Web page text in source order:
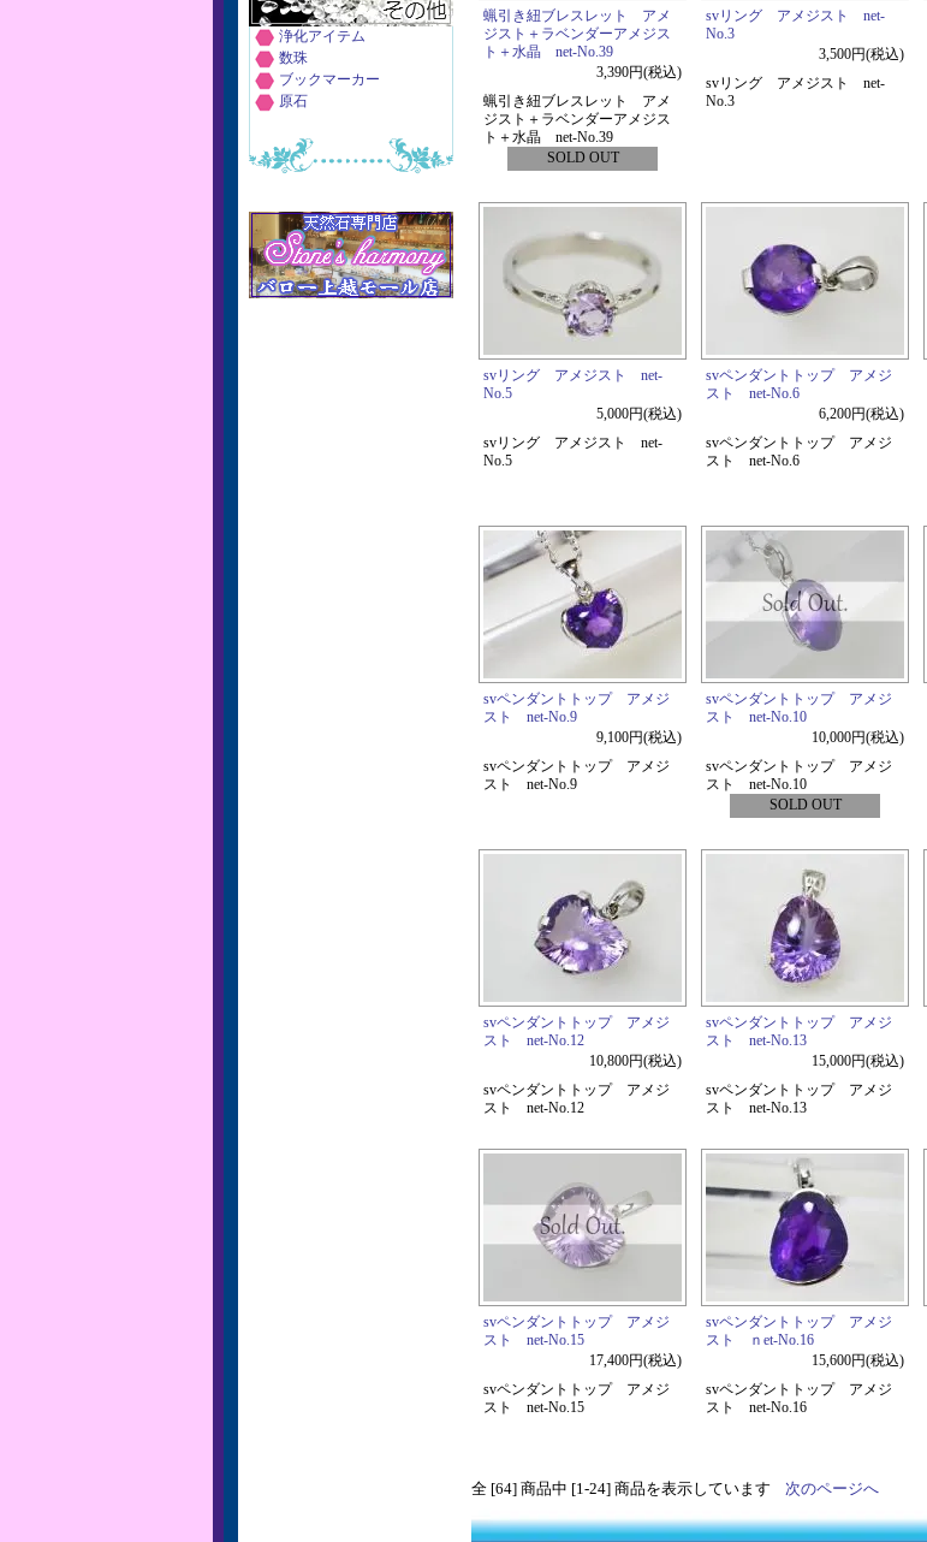
蝋引き紐ブレスレット アメ
ジスト＋ラベンダーアメジス
ト＋水晶 net-No.39
3,390円(税込)
蝋引き紐ブレスレット アメ
ジスト＋ラベンダーアメジス
ト＋水晶 net-No.39
SOLD OUT
svリング アメジスト net-
No.3
3,500円(税込)
svリング アメジスト net-
No.3
svリング アメジスト net-
No.5
5,000円(税込)
svリング アメジスト net-
No.5
svペンダントトップ アメジ
スト net-No.6
6,200円(税込)
svペンダントトップ アメジ
スト net-No.6
svペンダントトップ アメジ
スト net-No.9
9,100円(税込)
svペンダントトップ アメジ
スト net-No.9
svペンダントトップ アメジ
スト net-No.10
10,000円(税込)
svペンダントトップ アメジ
スト net-No.10
SOLD OUT
svペンダントトップ アメジ
スト net-No.12
10,800円(税込)
svペンダントトップ アメジ
スト net-No.12
svペンダントトップ アメジ
スト net-No.13
15,000円(税込)
svペンダントトップ アメジ
スト net-No.13
svペンダントトップ アメジ
スト net-No.15
17,400円(税込)
svペンダントトップ アメジ
スト net-No.15
svペンダントトップ アメジ
スト ｎet-No.16
15,600円(税込)
svペンダントトップ アメジ
スト net-No.16
全 [64] 商品中 [1-24] 商品を表示しています 次のページへ
浄化アイテム
数珠
ブックマーカー
原石